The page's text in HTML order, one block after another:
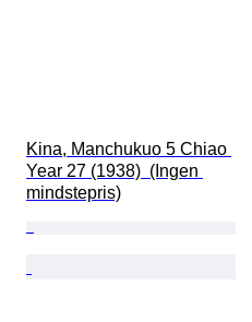
Kina, Manchukuo 5 Chiao
Year 27 (1938)  (Ingen
mindstepris)